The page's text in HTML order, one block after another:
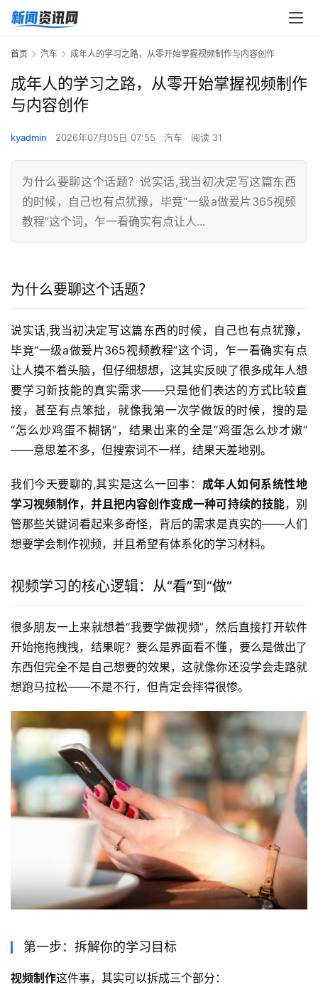
首页 汽车 成年人的学习之路，从零开始掌握视频制作与内容创作
成年人的学习之路，从零开始掌握视频制作
与内容创作
kyadmin 2026年07月05日 07:55 汽车 阅读 31
为什么要聊这个话题？说实话,我当初决定写这篇东西
的时候，自己也有点犹豫，毕竟“一级a做爰片365视频
教程”这个词，乍一看确实有点让人...
为什么要聊这个话题？
说实话,我当初决定写这篇东西的时候，自己也有点犹豫，
毕竟“一级a做爰片365视频教程”这个词，乍一看确实有点
让人摸不着头脑，但仔细想想，这其实反映了很多成年人想
要学习新技能的真实需求——只是他们表达的方式比较直
接，甚至有点笨拙，就像我第一次学做饭的时候，搜的是
“怎么炒鸡蛋不糊锅”，结果出来的全是“鸡蛋怎么炒才嫩”
——意思差不多，但搜索词不一样，结果天差地别。
我们今天要聊的,其实是这么一回事： 成年人如何系统性地
学习视频制作，并且把内容创作变成一种可持续的技能，别
管那些关键词看起来多奇怪，背后的需求是真实的——人们
想要学会制作视频，并且希望有体系化的学习材料。
视频学习的核心逻辑：从“看”到“做”
很多朋友一上来就想着“我要学做视频”，然后直接打开软件
开始拖拖拽拽，结果呢？要么是界面看不懂，要么是做出了
东西但完全不是自己想要的效果，这就像你还没学会走路就
想跑马拉松——不是不行，但肯定会摔得很惨。
第一步：拆解你的学习目标
视频制作这件事，其实可以拆成三个部分：